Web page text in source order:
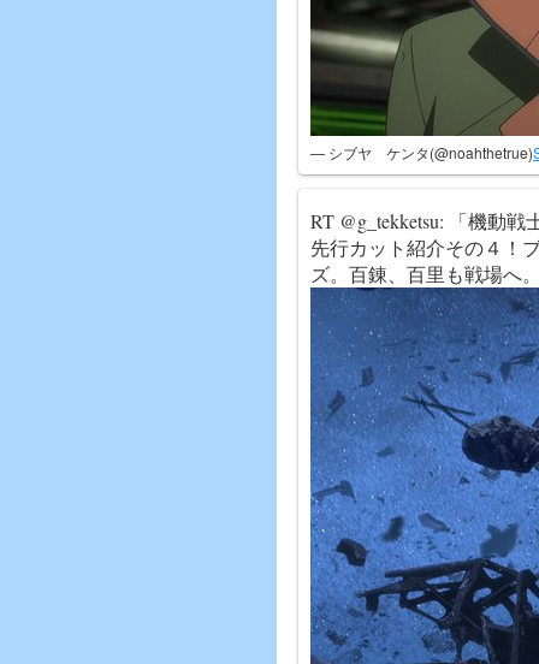
— シブヤ ケンタ(@noahthetrue)
RT @g_tekketsu: 「機動
先行カット紹介その４！
ズ。百錬、百里も戦場へ